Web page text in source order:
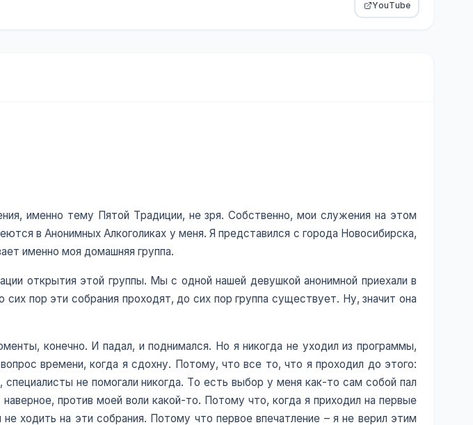
YouTube
именно тему Пятой Традиции, не зря. Собственно, мои служения на этом
в Анонимных Алкоголиках у меня. Я представился с города Новосибирска,
именно моя домашняя группа.
открытия этой группы. Мы с одной нашей девушкой анонимной приехали в
пор эти собрания проходят, до сих пор группа существует. Ну, значит она
конечно. И падал, и поднимался. Но я никогда не уходил из программы,
времени, когда я сдохну. Потому, что все то, что я проходил до этого:
не помогали никогда. То есть выбор у меня как-то сам собой пал
против моей воли какой-то. Потому что, когда я приходил на первые
ходить на эти собрания. Потому что первое впечатление – я не верил этим